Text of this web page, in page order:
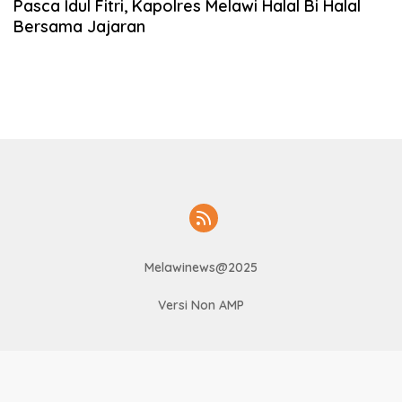
Pasca Idul Fitri, Kapolres Melawi Halal Bi Halal
Bersama Jajaran
Melawinews@2025
Versi Non AMP